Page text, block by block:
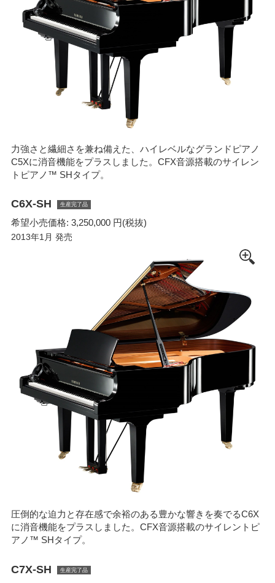
力強さと繊細さを兼ね備えた、ハイレベルなグランドピアノ
C5Xに消音機能をプラスしました。CFX音源搭載のサイレン
トピアノ™ SHタイプ。
C6X-SH 生産完了品
希望小売価格: 3,250,000 円(税抜)
2013年1月 発売
圧倒的な迫力と存在感で余裕のある豊かな響きを奏でるC6X
に消音機能をプラスしました。CFX音源搭載のサイレントピ
アノ™ SHタイプ。
C7X-SH 生産完了品